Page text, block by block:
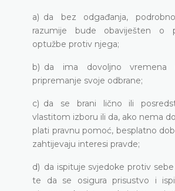
a) da bez odgađanja,
razumije bude obaviješten o
optužbe protiv njega;
b) da ima dovoljno
pripremanje svoje odbrane;
c) da se brani lično ili
vlastitom izboru ili da, ako nema
plati pravnu pomoć, besplatno
zahtijevaju interesi pravde;
d) da ispituje svjedoke protiv
te da se osigura prisustvo i